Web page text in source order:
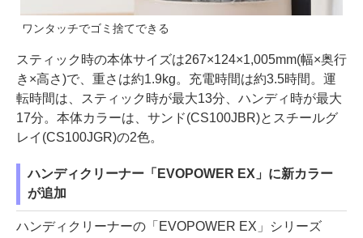
ワンタッチでゴミ捨てできる
スティック時の本体サイズは267×124×1,005mm(幅×奥行
き×高さ)で、重さは約1.9kg。充電時間は約3.5時間。運
転時間は、スティック時が最大13分、ハンディ時が最大
17分。本体カラーは、サンド(CS100JBR)とスチールグ
レイ(CS100JGR)の2色。
ハンディクリーナー「EVOPOWER EX」に新カラー
が追加
ハンディクリーナーの「EVOPOWER EX」シリーズ